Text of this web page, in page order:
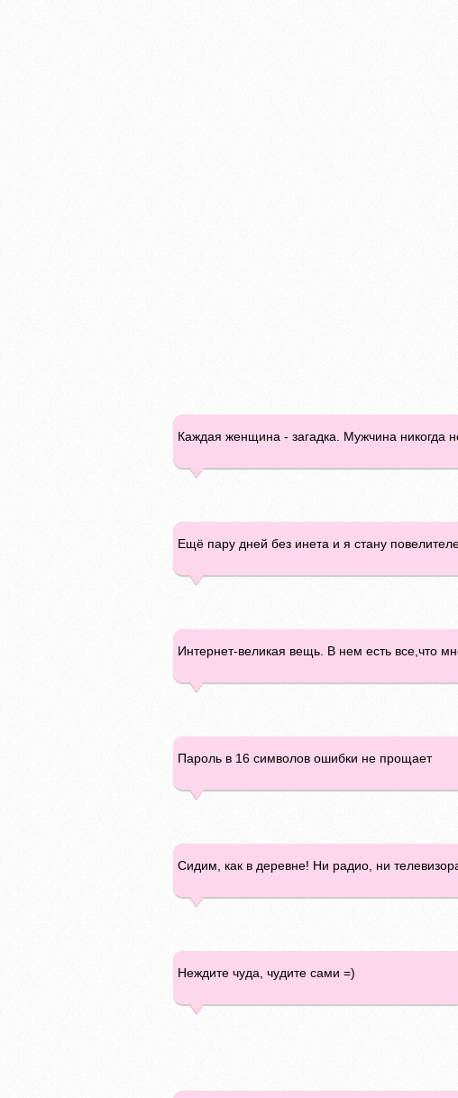
Каждая женщина - загадка. Мужчина никогда
Ещё пару дней без инета и я стану
Интернет-великая вещь. В нем есть все,что
Пароль в 16 символов ошибки не прощает
Сидим, как в деревне! Ни радио, ни
Неждите чуда, чудите сами =)